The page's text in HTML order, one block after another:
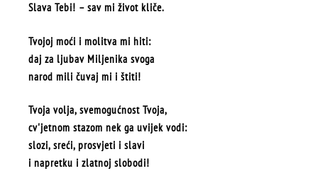
Slava Tebi! – sav mi život kliče.
Tvojoj moći i molitva mi hiti:
daj za ljubav Miljenika svoga
narod mili čuvaj mi i štiti!
Tvoja volja, svemogućnost Tvoja,
cv'jetnom stazom nek ga uvijek vodi:
slozi, sreći, prosvjeti i slavi
i napretku i zlatnoj slobodi!